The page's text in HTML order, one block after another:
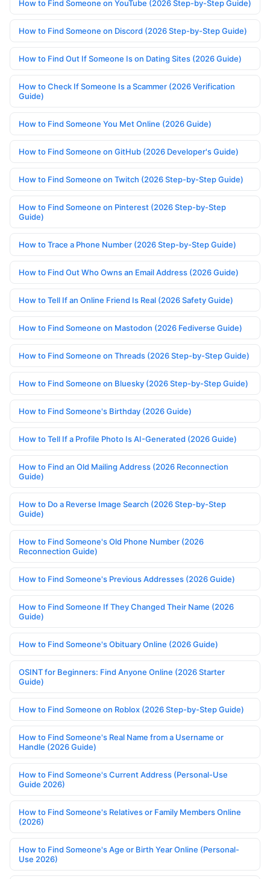
How to Find Someone on YouTube (2026 Step-by-Step Guide)
How to Find Someone on Discord (2026 Step-by-Step Guide)
How to Find Out If Someone Is on Dating Sites (2026 Guide)
How to Check If Someone Is a Scammer (2026 Verification
Guide)
How to Find Someone You Met Online (2026 Guide)
How to Find Someone on GitHub (2026 Developer's Guide)
How to Find Someone on Twitch (2026 Step-by-Step Guide)
How to Find Someone on Pinterest (2026 Step-by-Step
Guide)
How to Trace a Phone Number (2026 Step-by-Step Guide)
How to Find Out Who Owns an Email Address (2026 Guide)
How to Tell If an Online Friend Is Real (2026 Safety Guide)
How to Find Someone on Mastodon (2026 Fediverse Guide)
How to Find Someone on Threads (2026 Step-by-Step Guide)
How to Find Someone on Bluesky (2026 Step-by-Step Guide)
How to Find Someone's Birthday (2026 Guide)
How to Tell If a Profile Photo Is AI-Generated (2026 Guide)
How to Find an Old Mailing Address (2026 Reconnection
Guide)
How to Do a Reverse Image Search (2026 Step-by-Step
Guide)
How to Find Someone's Old Phone Number (2026
Reconnection Guide)
How to Find Someone's Previous Addresses (2026 Guide)
How to Find Someone If They Changed Their Name (2026
Guide)
How to Find Someone's Obituary Online (2026 Guide)
OSINT for Beginners: Find Anyone Online (2026 Starter
Guide)
How to Find Someone on Roblox (2026 Step-by-Step Guide)
How to Find Someone's Real Name from a Username or
Handle (2026 Guide)
How to Find Someone's Current Address (Personal-Use
Guide 2026)
How to Find Someone's Relatives or Family Members Online
(2026)
How to Find Someone's Age or Birth Year Online (Personal-
Use 2026)